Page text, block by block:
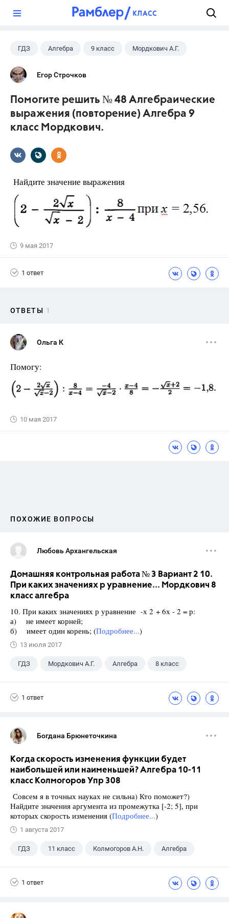
ГДЗ Алгебра 9 класс Мордкович А.Г.
Егор Строчков
Помогите решить № 48 Алгебраические
выражения (повторение) Алгебра 9
класс Мордкович.
Найдите значение выражения
9 мая 2017
1 ответ
ОТВЕТЫ 1
Ольга К
Помогу:
10 мая 2017
ПОХОЖИЕ ВОПРОСЫ
Любовь Архангельская
Домашняя контрольная работа № 3 Вариант 2 10.
При каких значениях р уравнение... Мордкович 8
класс алгебра
10. При каких значениях р уравнение -х 2 + 6х - 2 = р:
а) не имеет корней;
б) имеет один корень; (Подробнее...)
13 июля 2017
ГДЗ Мордкович А.Г. Алгебра 8 класс
1 ответ
Богдана Брюнеточкина
Когда скорость изменения функции будет
наибольшей или наименьшей? Алгебра 10-11
класс Колмогоров Упр 308
Совсем я в точных науках не сильна) Кто поможет?)
Найдите значения аргумента из промежутка [-2; 5], при
которых скорость изменения (Подробнее...)
1 августа 2017
ГДЗ 11 класс Колмогоров А.Н. Алгебра
1 ответ